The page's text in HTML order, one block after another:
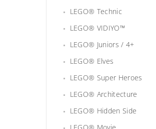
LEGO® Technic
LEGO® VIDIYO™
LEGO® Juniors / 4+
LEGO® Elves
LEGO® Super Heroes
LEGO® Architecture
LEGO® Hidden Side